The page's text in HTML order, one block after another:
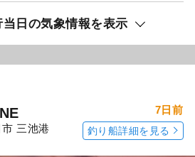
当日の気象情報を表示
三池港
7日前
釣り船詳細を見る